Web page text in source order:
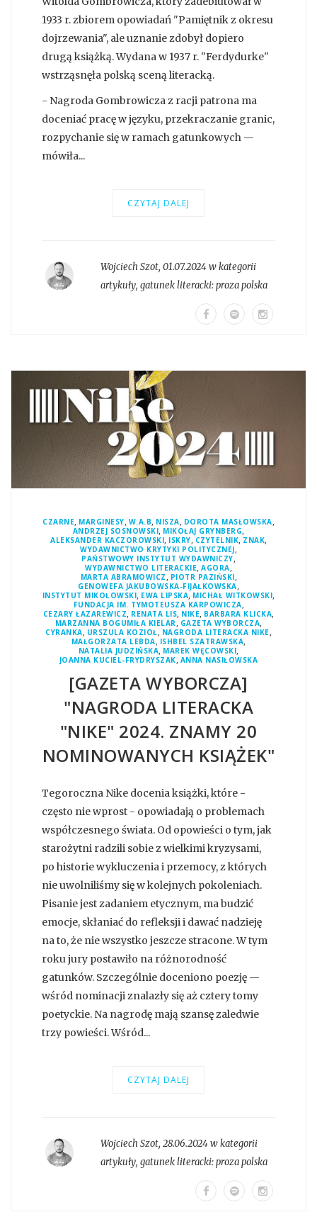
1933 r. zbiorem opowiadań "Pamiętnik z okresu
dojrzewania", ale uznanie zdobył dopiero
drugą książką. Wydana w 1937 r. "Ferdydurke"
wstrząsnęła polską sceną literacką.
- Nagroda Gombrowicza z racji patrona ma
doceniać pracę w języku, przekraczanie granic,
rozpychanie się w ramach gatunkowych —
mówiła...
CZYTAJ DALEJ
Wojciech Szot, 01.07.2024 w kategorii
artykuły, gatunek literacki:proza polska
CZARNE, MARGINESY, W.A.B, NISZA, DOROTA MASŁOWSKA,
ANDRZEJ SOSNOWSKI, MIKOŁAJ GRYNBERG,
ALEKSANDER KACZOROWSKI, ISKRY,CZYTELNIK, ZNAK,
WYDAWNICTWO KRYTYKI POLITYCZNEJ,
PAŃSTWOWY INSTYTUT WYDAWNICZY,
WYDAWNICTWO LITERACKIE,AGORA,
MARTA ABRAMOWICZ , PIOTR PAZIŃSKI,
GENOWEFA JAKUBOWSKA-FIJAŁKOWSKA,
INSTYTUT MIKOŁOWSKI, EWA LIPSKA, MICHAŁ WITKOWSKI,
FUNDACJA IM. TYMOTEUSZA KARPOWICZA,
CEZARY ŁAZAREWICZ, RENATA LIS, NIKE, BARBARA KLICKA,
MARZANNA BOGUMIŁA KIELAR, GAZETA WYBORCZA,
CYRANKA, URSZULA KOZIOŁ, NAGRODA LITERACKA NIKE,
MAŁGORZATA LEBDA, ISHBEL SZATRAWSKA,
NATALIA JUDZIŃSKA, MAREK WĘCOWSKI,
JOANNA KUCIEL-FRYDRYSZAK, ANNA NASIŁOWSKA
[GAZETA WYBORCZA]
"NAGRODA LITERACKA
"NIKE" 2024. ZNAMY 20
NOMINOWANYCH KSIĄŻEK"
Tegoroczna Nike docenia książki, które -
często nie wprost - opowiadają o problemach
współczesnego świata. Od opowieści o tym, jak
starożytni radzili sobie z wielkimi kryzysami,
po historie wykluczenia i przemocy, z których
nie uwolniliśmy się w kolejnych pokoleniach.
Pisanie jest zadaniem etycznym, ma budzić
emocje, skłaniać do refleksji i dawać nadzieję
na to, że nie wszystko jeszcze stracone. W tym
roku jury postawiło na różnorodność
gatunków. Szczególnie doceniono poezję —
wśród nominacji znalazły się aż cztery tomy
poetyckie. Na nagrodę mają szansę zaledwie
trzy powieści. Wśród...
CZYTAJ DALEJ
Wojciech Szot, 28.06.2024 w kategorii
artykuły, gatunek literacki:proza polska